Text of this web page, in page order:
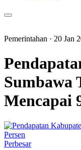
Pemerintahan · 20 Jan
Sumbawa
Mencapai
Perbesar